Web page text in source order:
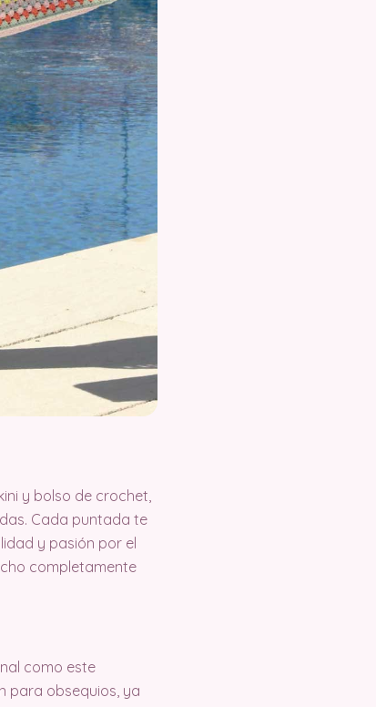
y bolso de crochet,
Cada puntada te
y pasión por el
completamente
como este
para obsequios, ya